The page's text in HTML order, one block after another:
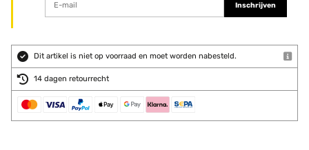
Inschrijven
Dit artikel is niet op voorraad en moet worden nabesteld.
14 dagen retourrecht